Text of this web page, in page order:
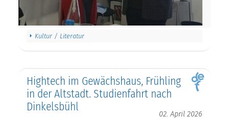
Kultur / Literatur
Hightech im Gewächshaus, Frühling
in der Altstadt. Studienfahrt nach
Dinkelsbühl
02. April 2026